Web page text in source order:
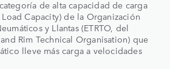
de alta capacidad de carga
Capacity) de la Organización
y Llantas (ETRTO, del
Rim Technical Organisation) que
lleve más carga a velocidades